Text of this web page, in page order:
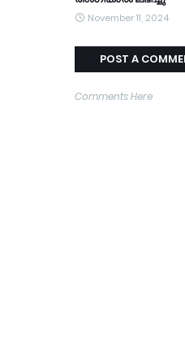
November 11, 2024
POST A
Comments Here